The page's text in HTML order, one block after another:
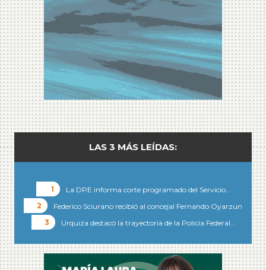
LAS 3 MÁS LEÍDAS:
La DPE informa corte programado del Servicio…
Federico Sciurano recibió al concejal Fernando Oyarzun
Urquiza destacó la trayectoria de la Policía Federal…